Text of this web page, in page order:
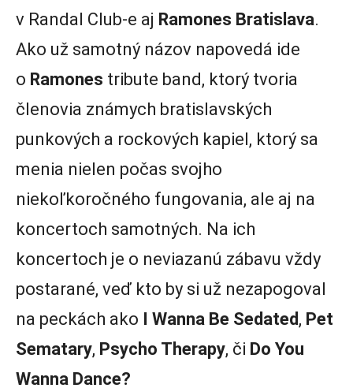
v Randal Club-e aj Ramones Bratislava.
Ako už samotný názov napovedá ide
o Ramones tribute band, ktorý tvoria
členovia známych bratislavských
punkových a rockových kapiel, ktorý sa
menia nielen počas svojho
niekoľkoročného fungovania, ale aj na
koncertoch samotných. Na ich
koncertoch je o neviazanú zábavu vždy
postarané, veď kto by si už nezapogoval
na peckách ako I Wanna Be Sedated , Pet
Sematary, Psycho Therapy, či Do You
Wanna Dance?